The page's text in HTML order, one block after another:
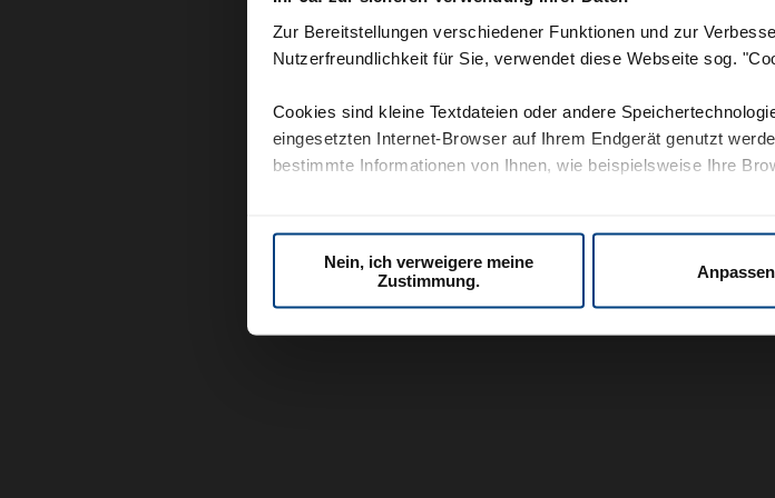
Zur Bereitstellungen verschiedener Funktionen und zur
Nutzerfreundlichkeit für Sie, verwendet diese Webseite sog.
Cookies sind kleine Textdateien oder andere
eingesetzten Internet-Browser auf Ihrem Endgerät genutzt
bestimmte Informationen von Ihnen, wie beispielsweise Ihre
Nein, ich verweigere meine
Zustimmung.
Anpassen